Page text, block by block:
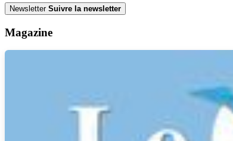
Newsletter Suivre la newsletter
Magazine